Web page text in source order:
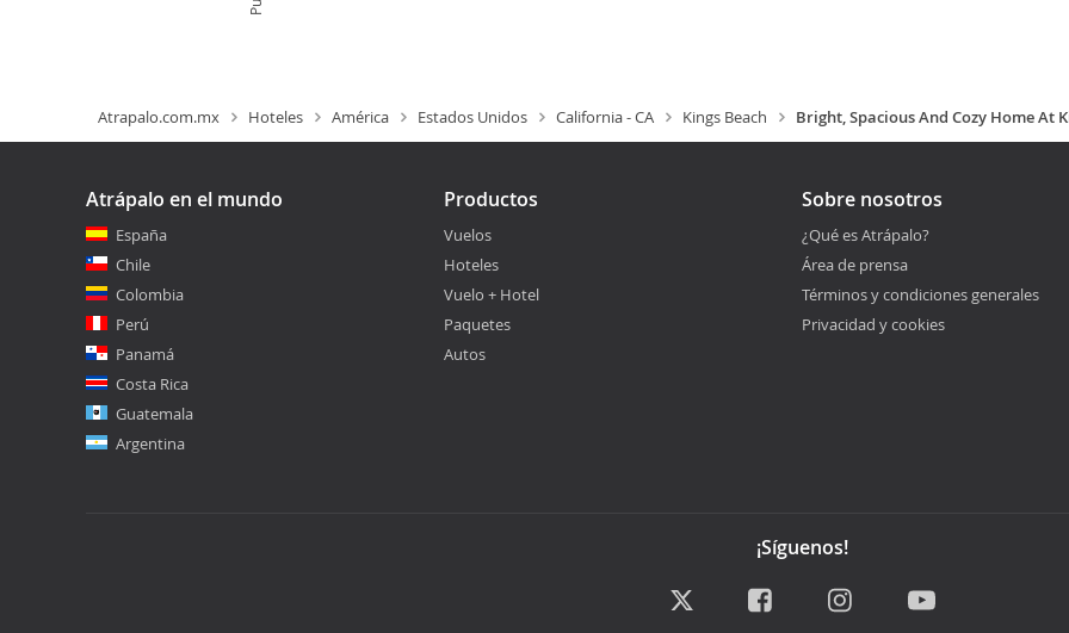
Atrapalo.com.mx Hoteles América Estados Unidos California - CA Kings Beach Bright, Spacious And Cozy Home At
Atrápalo en el mundo
España
Chile
Colombia
Perú
Panamá
Costa Rica
Guatemala
Argentina
Productos
Vuelos
Hoteles
Vuelo + Hotel
Paquetes
Autos
Sobre nosotros
¿Qué es Atrápalo?
Área de prensa
Términos y condiciones generales
Privacidad y cookies
¡Síguenos!